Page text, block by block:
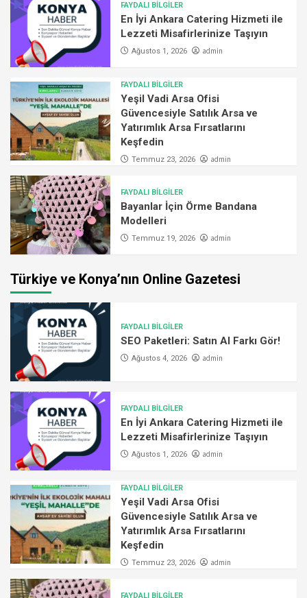
FAYDALI BİLGİLER
En İyi Ankara Catering Hizmeti ile
Lezzeti Misafirlerinize Taşıyın
Ağustos 1, 2026 admin
FAYDALI BİLGİLER
Yeşil Vadi Arsa Ofisi
Güvencesiyle Satılık Arsa ve
Yatırımlık Arsa Fırsatlarını
Keşfedin
Temmuz 23, 2026 admin
FAYDALI BİLGİLER
Bayanlar İçin Örme Bandana
Modelleri
Temmuz 19, 2026 admin
Türkiye ve Konya’nın Online Gazetesi
FAYDALI BİLGİLER
SEO Paketleri: Satın Al Farkı Gör!
Ağustos 4, 2026 admin
FAYDALI BİLGİLER
En İyi Ankara Catering Hizmeti ile
Lezzeti Misafirlerinize Taşıyın
Ağustos 1, 2026 admin
FAYDALI BİLGİLER
Yeşil Vadi Arsa Ofisi
Güvencesiyle Satılık Arsa ve
Yatırımlık Arsa Fırsatlarını
Keşfedin
Temmuz 23, 2026 admin
FAYDALI BİLGİLER